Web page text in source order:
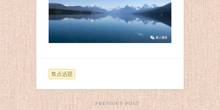
焦点话题
PREVIOUS POST